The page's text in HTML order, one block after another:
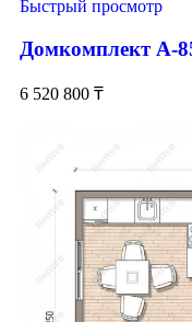
Быстрый просмотр
Домкомплект А-
6 520 800 ₸